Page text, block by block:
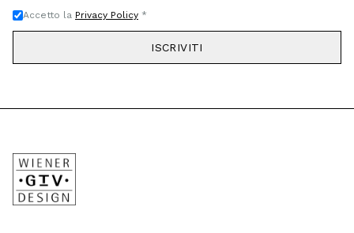
Accetto la Privacy Policy *
ISCRIVITI